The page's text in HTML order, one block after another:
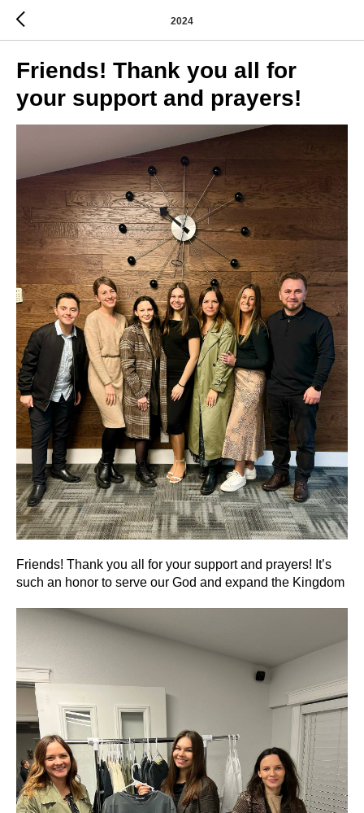
2024
Friends! Thank you all for
your support and prayers!
Friends! Thank you all for your support and prayers! It’s
such an honor to serve our God and expand the Kingdom